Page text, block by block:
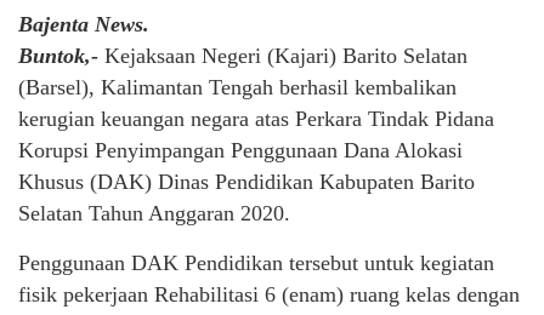
Bajenta News.
Buntok,- Kejaksaan Negeri (Kajari) Barito Selatan
(Barsel), Kalimantan Tengah berhasil kembalikan
kerugian keuangan negara atas Perkara Tindak Pidana
Korupsi Penyimpangan Penggunaan Dana Alokasi
Khusus (DAK) Dinas Pendidikan Kabupaten Barito
Selatan Tahun Anggaran 2020.
Penggunaan DAK Pendidikan tersebut untuk kegiatan
fisik pekerjaan Rehabilitasi 6 (enam) ruang kelas dengan